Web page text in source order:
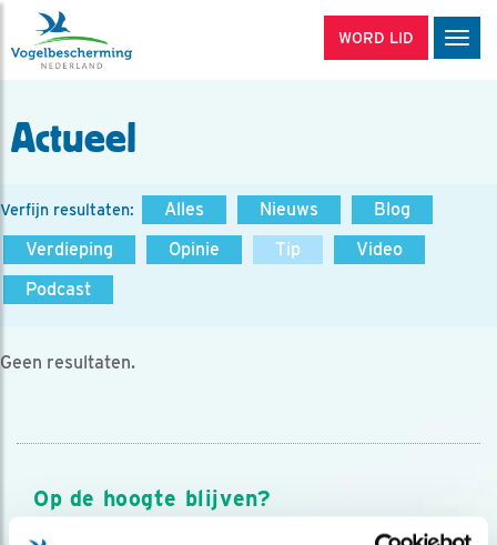
WORD LID
Actueel
Verfijn resultaten: Alles Nieuws
Blog
Verdieping
Opinie Tip
Video
Podcast
Geen resultaten.
Op de hoogte blijven?
Meld je aan en ontvang nieuws, inspiratie, acties en tips